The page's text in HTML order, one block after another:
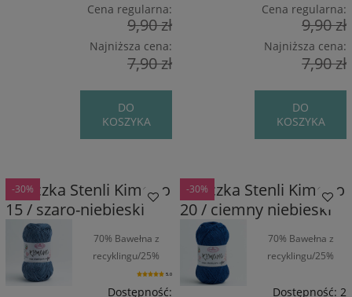
Cena regularna:
9,90 zł
Najniższa cena:
7,90 zł
DO
KOSZYKA
Cena regularna:
9,90 zł
Najniższa cena:
7,90 zł
DO
KOSZYKA
Włóczka Stenli Kimono
15 / szaro-niebieski
70% Bawełna z
recyklingu/25%
Wiskoza/5%
Poliamid / 160 m /
5.0
Dostępność:
-30%
Włóczka Stenli Kimono
20 / ciemny niebieski
70% Bawełna z
recyklingu/25%
Poliamid / 160 m /
Dostępność: 2
-30%